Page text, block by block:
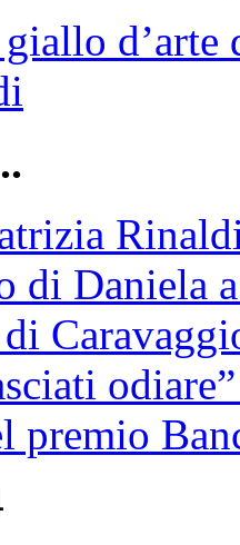
d’arte
di Daniela
premio